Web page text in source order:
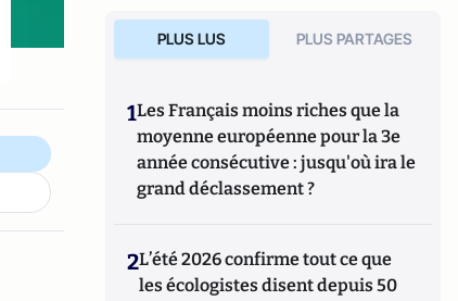
PLUS LUS PLUS PARTAGES
1Les Français moins riches que la
moyenne européenne pour la 3e
année consécutive : jusqu'où ira le
grand déclassement ?
2L’été 2026 confirme tout ce que
les écologistes disent depuis 50